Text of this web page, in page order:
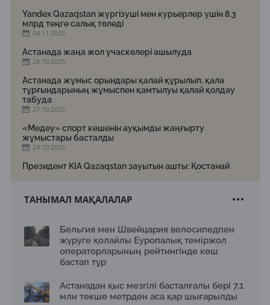
Yandex Qazaqstan жүргізуші мен курьерлер үшін 8,3
млрд теңге салық төледі
04.11.2025
Астанада жаңа жол учаскелері ашылуда
28.10.2025
Астанада жұмыс орындары қалай құрылып, қала
тұрғындарының жұмыспен қамтылуы қалай қолдау
табуда
27.10.2025
«Медеу» спорт кешенін ауқымды жаңғырту
жұмыстары басталды
24.10.2025
Президент KIA Qazaqstan зауытын ашты: Қостанай
жаңа индустриялық тартылыс нүктесіне айналуда
Астанада заманауи өнердің халықаралық жәрмеңкесі
Қазақстанда «Тасымалдаушы» республикалық
акциясы өтуде: 13 мыңнан астам заңбұзушылық
анықталды
«Қалбатау – Майқапшағай» тасжолында көлік
қозғалысы толық ашылды
ТАНЫМАЛ МАҚАЛАЛАР
Бельгия мен Швейцария велосипедпен
жүруге қолайлы Еуропалық теміржол
операторларының рейтингінде көш
бастап тұр
Астанадан қыс мезгілі басталғалы бері 7,1
млн текше метрден аса қар шығарылды